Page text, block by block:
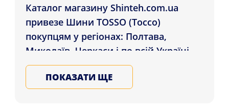
Каталог магазину Shinteh.com.ua
привезе Шини TOSSO (Тоссо)
покупцям у регіонах: Полтава,
Миколаїв, Черкаси і по всій Україні.
Підбирайте та купуйте літні та зимові
автошини у Нас, гарантія якості гуми
ПОКАЗАТИ ЩЕ